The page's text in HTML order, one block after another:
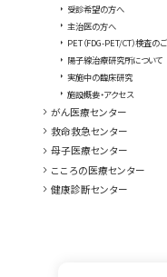
arrow_right 受診希望の方へ
arrow_right 主治医の方へ
arrow_right PET（FDG-PET/CT）検査の
arrow_right 陽子線治療研究所について
arrow_right実施中の臨床研究
arrow_right施設概要・アクセス
chevron_right がん医療センター
chevron_right 救命救急センター
chevron_right 母子医療センター
chevron_right こころの医療センター
chevron_right 健康診断センター